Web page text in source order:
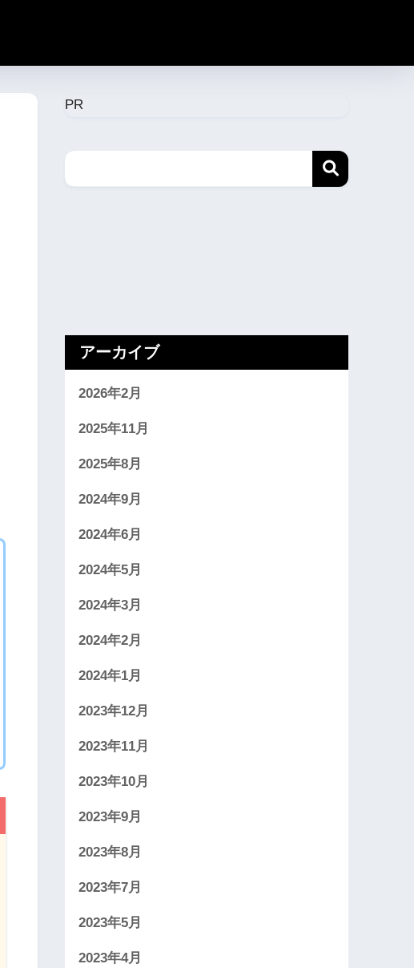
PR
アーカイブ
2026年2月
2025年11月
2025年8月
2024年9月
2024年6月
2024年5月
2024年3月
2024年2月
2024年1月
2023年12月
2023年11月
2023年10月
2023年9月
2023年8月
2023年7月
2023年5月
2023年4月